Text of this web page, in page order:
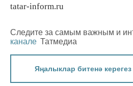
tatar-inform.ru
Следите за самым важным и
канале Татмедиа
Яңалыклар битенә керегез